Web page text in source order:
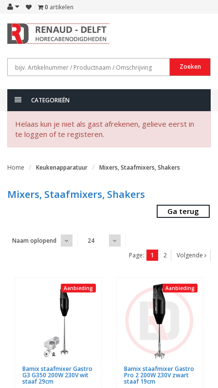
0 artikelen
Zoeken
CATEGORIEËN
Helaas kun je niet als gast afrekenen, gelieve eerst in
te loggen of te registeren.
Home Keukenapparatuur Mixers, Staafmixers, Shakers
Mixers, Staafmixers, Shakers
Ga terug
Naam oplopend
24
Page:
1 2 Volgende
Aanbieding
Bamix staafmixer Gastro
G3 G350 200W 230V wit
staaf 29cm
Aanbieding
Bamix staafmixer Gastro
Pro 2 200W 230V zwart
staaf 19cm